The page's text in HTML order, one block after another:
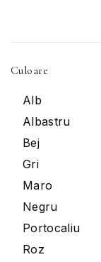
Culoare
Alb
Albastru
Bej
Gri
Maro
Negru
Portocaliu
Roz